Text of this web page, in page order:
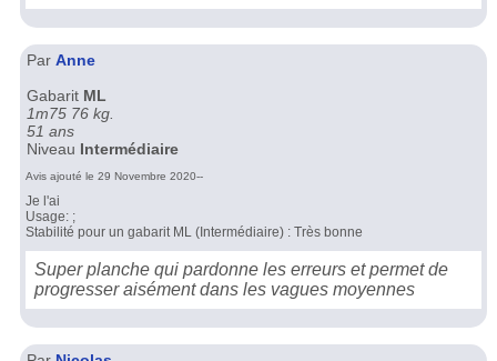
Par Anne
Gabarit ML
1m75 76 kg.
51 ans
Niveau Intermédiaire
Avis ajouté le 29 Novembre 2020--
Je l'ai
Usage: ;
Stabilité pour un gabarit ML (Intermédiaire) : Très bonne
Super planche qui pardonne les erreurs et permet de
progresser aisément dans les vagues moyennes